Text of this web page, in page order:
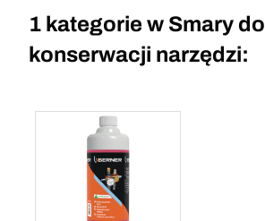
1 kategorie w Smary do
konserwacji narzędzi: